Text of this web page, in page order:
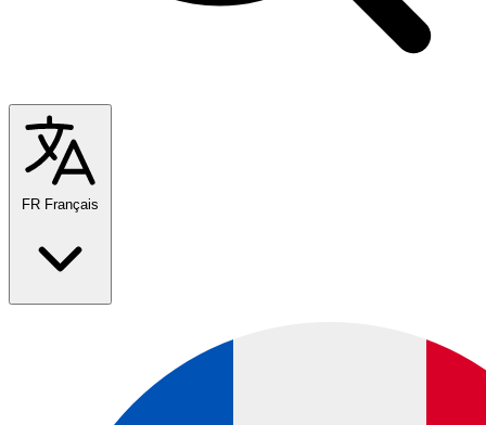
FR Français